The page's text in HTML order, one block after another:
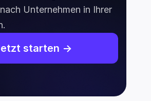
Unternehmen in Ihrer
starten ->